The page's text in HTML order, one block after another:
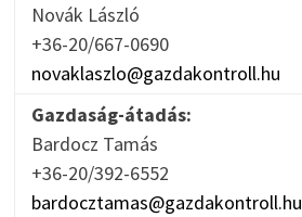
Novák László
+36-20/667-0690
novaklaszlo@gazdakontroll.hu
Gazdaság-átadás:
Bardocz Tamás
+36-20/392-6552
bardocztamas@gazdakontroll.hu